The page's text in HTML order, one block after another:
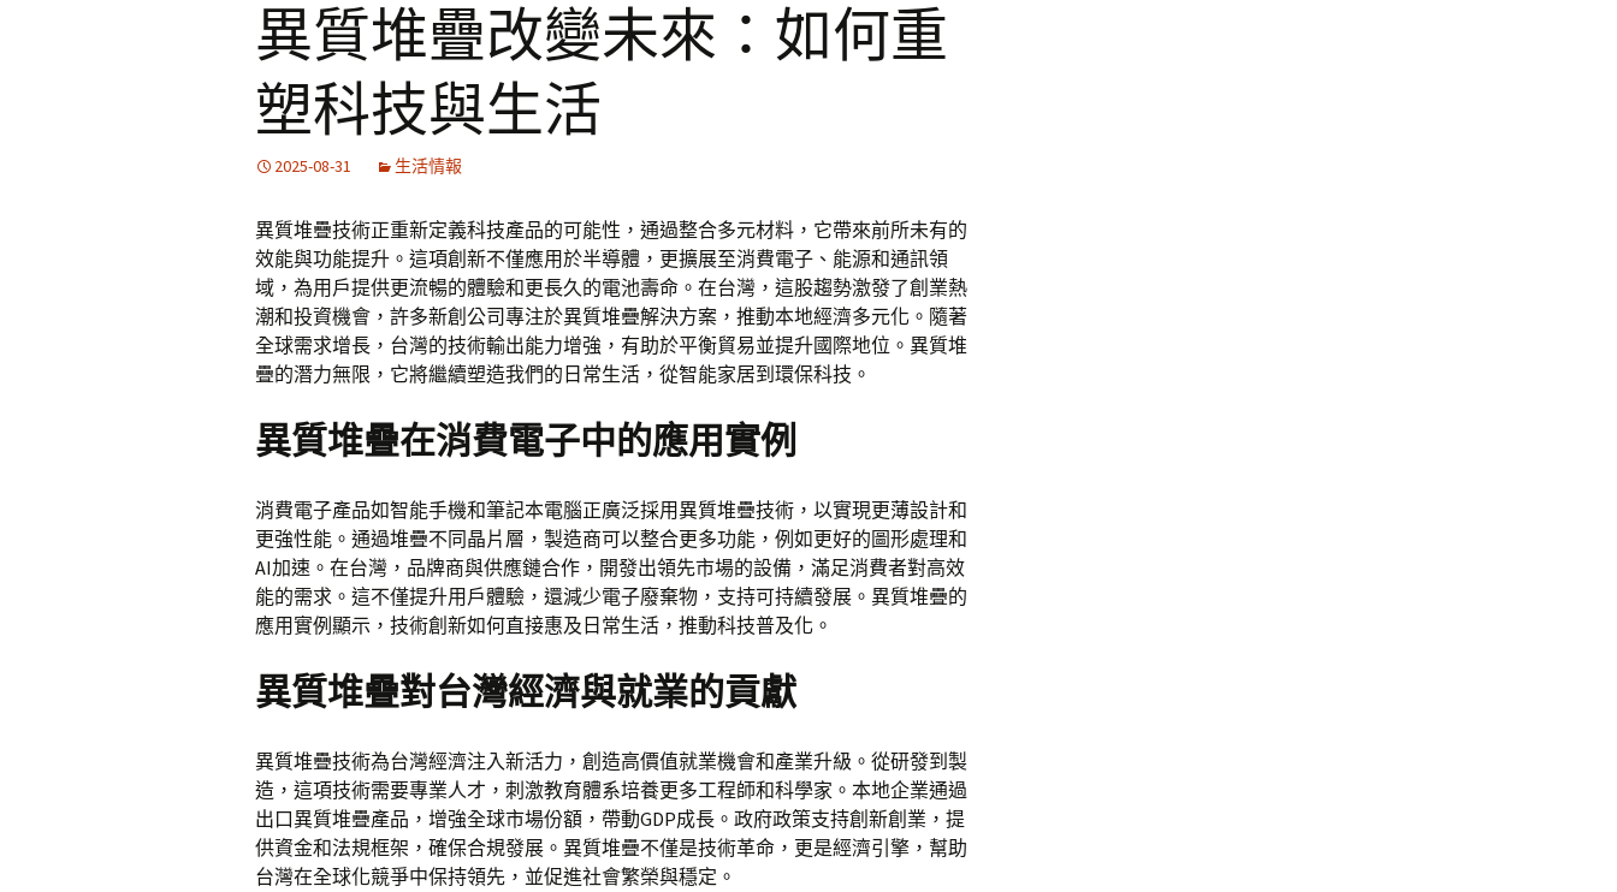
異質堆疊改變未來：如何重
塑科技與生活
2025-08-31 生活情報
異質堆疊技術正重新定義科技產品的可能性，通過整合多元材料，它帶來前所未有的
效能與功能提升。這項創新不僅應用於半導體，更擴展至消費電子、能源和通訊領
域，為用戶提供更流暢的體驗和更長久的電池壽命。在台灣，這股趨勢激發了創業熱
潮和投資機會，許多新創公司專注於異質堆疊解決方案，推動本地經濟多元化。隨著
全球需求增長，台灣的技術輸出能力增強，有助於平衡貿易並提升國際地位。異質堆
疊的潛力無限，它將繼續塑造我們的日常生活，從智能家居到環保科技。
異質堆疊在消費電子中的應用實例
消費電子產品如智能手機和筆記本電腦正廣泛採用異質堆疊技術，以實現更薄設計和
更強性能。通過堆疊不同晶片層，製造商可以整合更多功能，例如更好的圖形處理和
AI加速。在台灣，品牌商與供應鏈合作，開發出領先市場的設備，滿足消費者對高效
能的需求。這不僅提升用戶體驗，還減少電子廢棄物，支持可持續發展。異質堆疊的
應用實例顯示，技術創新如何直接惠及日常生活，推動科技普及化。
異質堆疊對台灣經濟與就業的貢獻
異質堆疊技術為台灣經濟注入新活力，創造高價值就業機會和產業升級。從研發到製
造，這項技術需要專業人才，刺激教育體系培養更多工程師和科學家。本地企業通過
出口異質堆疊產品，增強全球市場份額，帶動GDP成長。政府政策支持創新創業，提
供資金和法規框架，確保合規發展。異質堆疊不僅是技術革命，更是經濟引擎，幫助
台灣在全球化競爭中保持領先，並促進社會繁榮與穩定。